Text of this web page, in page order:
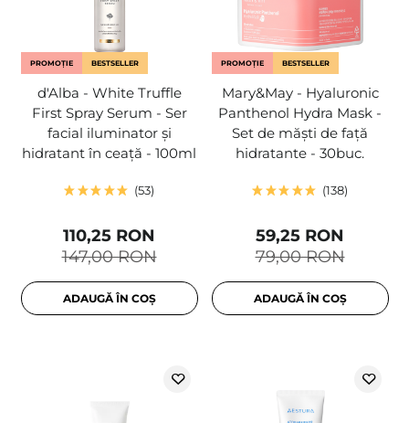
PROMOȚIE BESTSELLER
d'Alba - White Truffle
First Spray Serum - Ser
facial iluminator și
hidratant în ceață - 100ml
53
147,00 RON
110,25 RON
ADAUGĂ ÎN COȘ
PROMOȚIE BESTSELLER
Mary&May - Hyaluronic
Panthenol Hydra Mask -
Set de măști de față
hidratante - 30buc.
138
79,00 RON
59,25 RON
ADAUGĂ ÎN COȘ